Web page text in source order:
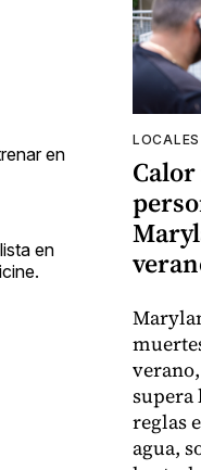
en
en
LOCALES
Calor
supera
reglas
agua,